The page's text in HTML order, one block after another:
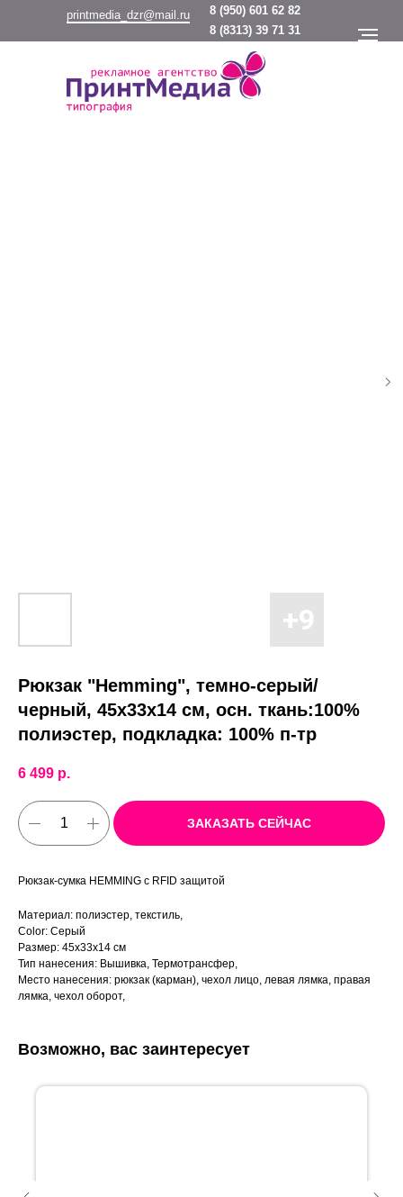
8 (950) 601 62 82
printmedia_dzr@mail.ru
8 (8313) 39 71 31
Рюкзак "Hemming", темно-серый/
черный, 45х33х14 см, осн. ткань:100%
полиэстер, подкладка: 100% п-тр
6 499 р.
ЗАКАЗАТЬ СЕЙЧАС
Рюкзак-сумка HEMMING c RFID защитой
Материал: полиэстер, текстиль,
Color: Серый
Размер: 45х33х14 см
Тип нанесения: Вышивка, Термотрансфер,
Место нанесения: рюкзак (карман), чехол лицо, левая лямка, правая
лямка, чехол оборот,
Возможно, вас заинтересует